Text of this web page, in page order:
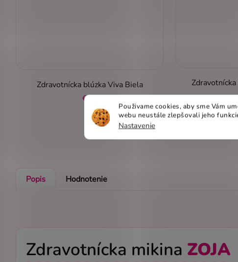
Použivame cookies, aby sme Vám
webu neustále zlepšovali jeho
Nastavenie
Zdravotnícka blúzka Viva Biela
€40
Popis Hodnotenie
Zdravotnícka mikina ZOJA